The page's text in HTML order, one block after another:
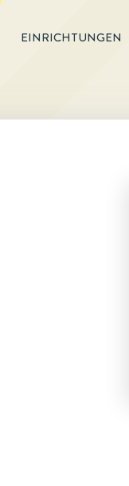
EINRICHTUNGEN